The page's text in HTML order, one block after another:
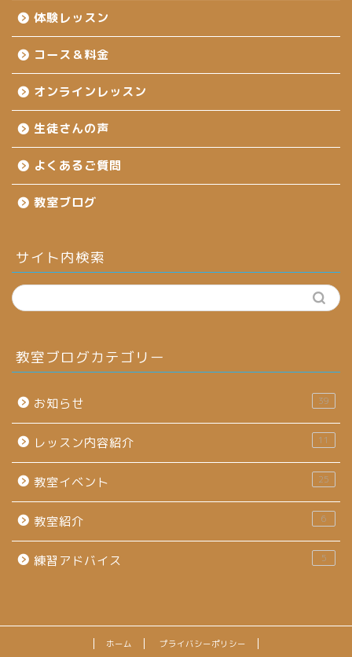
体験レッスン
コース＆料金
オンラインレッスン
生徒さんの声
よくあるご質問
教室ブログ
サイト内検索
教室ブログカテゴリー
お知らせ 39
レッスン内容紹介 11
教室イベント 25
教室紹介 6
練習アドバイス 5
ホーム プライバシーポリシー